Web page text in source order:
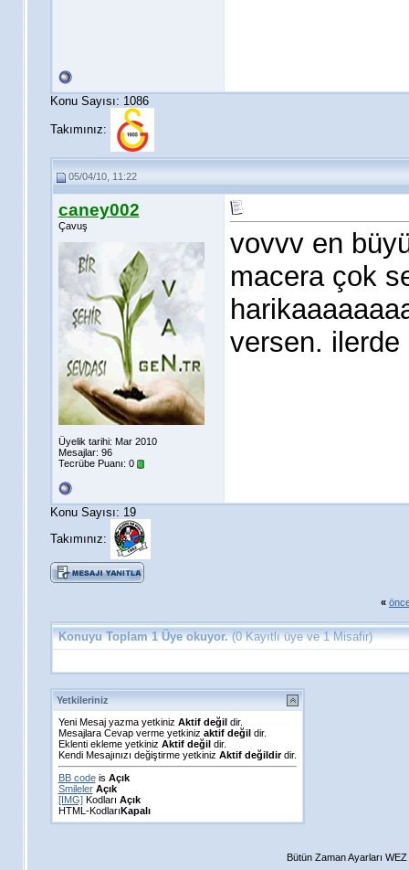
Konu Sayısı: 1086
Takımınız:
05/04/10, 11:22
caney002
Çavuş
Üyelik tarihi: Mar 2010
Mesajlar: 96
Tecrübe Puanı: 0
vovvv en
macera çok
versen.
Konu Sayısı: 19
Takımınız:
«
Konuyu Toplam 1 Üye okuyor.(0 Kayıtlı üye ve 1 Misafir)
Yetkileriniz
Yeni Mesaj yazma yetkiniz Aktif değildir.
Mesajlara Cevap verme yetkiniz aktif değildir.
Eklenti ekleme yetkiniz Aktif değildir.
Kendi Mesajınızı değiştirme yetkiniz Aktif değildirdir.
BB codeis Açık
Smileler Açık
[IMG]Kodları Açık
HTML-KodlarıKapalı
Bütün Zaman Ayarları